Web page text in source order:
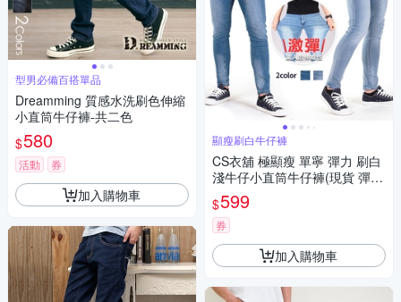
型男必備百搭單品
Dreamming 質感水洗刷色伸縮
小直筒牛仔褲-共二色
$580
活動 券
加入購物車
顯瘦刷白牛仔褲
CS衣舖 極顯瘦 單寧 彈力 刷白
淺牛仔小直筒牛仔褲(現貨 彈性
伸縮)
$599
券
加入購物車